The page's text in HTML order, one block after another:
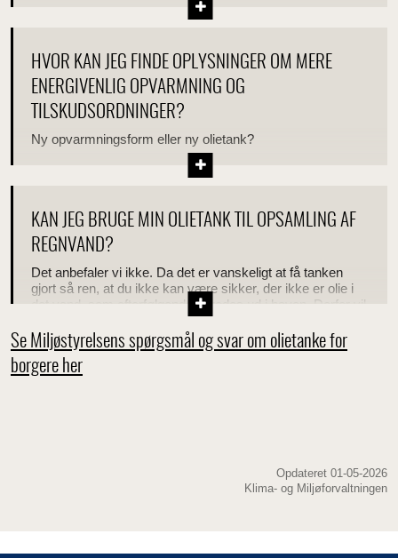
HVOR KAN JEG FINDE OPLYSNINGER OM MERE
ENERGIVENLIG OPVARMNING OG
TILSKUDSORDNINGER?
Ny opvarmningsform eller ny olietank?
KAN JEG BRUGE MIN OLIETANK TIL OPSAMLING AF
REGNVAND?
Det anbefaler vi ikke. Da det er vanskeligt at få tanken
gjort så ren, at du ikke kan være sikker, der ikke er olie i
det vand, som efterfølgende spredes ud i haven. Derfor vil
vi ikke anbefale, at du bruger tanken til opsamling af
regnvand.
Se Miljøstyrelsens spørgsmål og svar om olietanke for
borgere her
Opdateret 01-05-2026
Klima- og Miljøforvaltningen